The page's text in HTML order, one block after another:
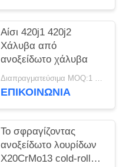
Αίσι 420j1 420j2
Χάλυβα από
ανοξείδωτο χάλυβα
Διαπραγματεύσιμα MOQ:1 τόνος
ΕΠΙΚΟΙΝΩΝΊΑ
Το σφραγίζοντας
ανοξείδωτο λουρίδων
X20CrMo13 cold-rolled